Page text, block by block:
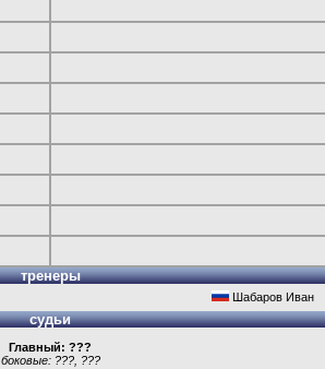
тренеры
Шабаров Иван
судьи
Главный: ???
боковые: ???, ???